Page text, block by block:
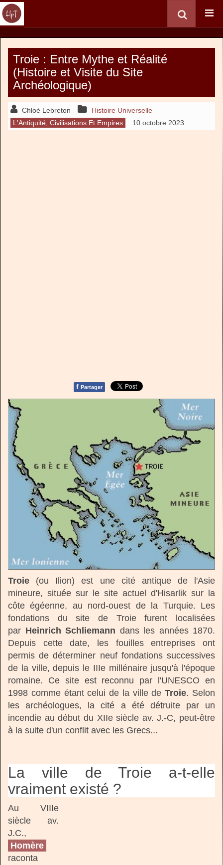
Troie : Entre Mythe et Réalité
(Histoire et Visite du Site
Archéologique)
Chloé Lebreton
Histoire Universelle
L'Antiquité, Civilisations Et Empires
10 octobre 2023
f Partager
Troie (ou Ilion) est une cité antique de l'Asie
mineure, située sur le site actuel d'Hisarlik sur la
côte égéenne, au nord-ouest de la Turquie. Les
fondations du site de Troie furent localisées
par Heinrich Schliemann dans les années 1870.
Depuis cette date, les fouilles entreprises ont
permis de déterminer neuf fondations successives
de la ville, depuis le IIIe millénaire jusqu'à l'époque
romaine. Ce site est reconnu par l'UNESCO en
1998 comme étant celui de la ville deTroie. Selon
les archéologues, la cité a été détruite par un
incendie au début du XIIe siècle av. J.-C, peut-être
à la suite d'un conflit avec les Grecs...
La ville de Troie a-t-elle
vraiment existé ?
Au VIIIe
siècle av.
J.C.,
Homère
raconta